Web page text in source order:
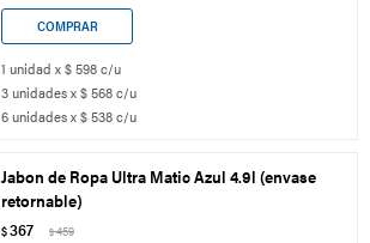
1 unidad x $ 598 c/u
3 unidades x $ 568 c/u
6 unidades x $ 538 c/u
Jabon de Ropa Ultra Matic Azul 4.9l (envase
retornable)
$367 $459